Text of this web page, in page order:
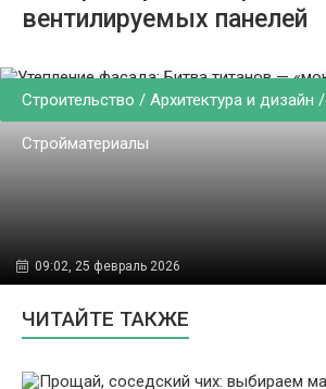
вентилируемых панелей
Строительство / Архитектура и дизайн /
Стройматериалы
09:02, 25 февраль 2026
ЧИТАЙТЕ ТАКЖЕ